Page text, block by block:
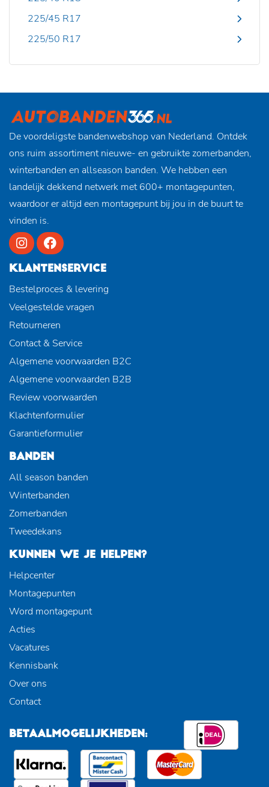
225/45 R17
225/50 R17
De voordeligste bandenwebshop van Nederland. Ontdek
ons ruim assortiment nieuwe- en gebruikte zomerbanden,
winterbanden en allseason banden. We hebben een
landelijk dekkend netwerk met 600+ montagepunten,
waardoor er altijd een montagepunt bij jou in de buurt te
vinden is.
KLANTENSERVICE
Bestelproces & levering
Veelgestelde vragen
Retourneren
Contact & Service
Algemene voorwaarden B2C
Algemene voorwaarden B2B
Review voorwaarden
Klachtenformulier
Garantieformulier
BANDEN
All season banden
Winterbanden
Zomerbanden
Tweedekans
KUNNEN WE JE HELPEN?
Helpcenter
Montagepunten
Word montagepunt
Acties
Vacatures
Kennisbank
Over ons
Contact
BETAALMOGELIJKHEDEN: